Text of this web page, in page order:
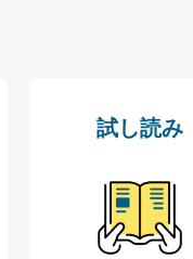
もと、個人情報を取得・
試し読み